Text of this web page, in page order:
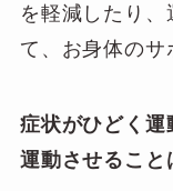
を軽減したり
て、お身体のサ
症状がひどく運
運動させること